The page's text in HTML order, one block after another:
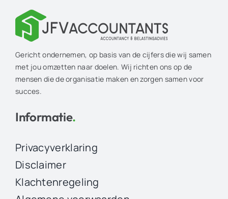
Gericht ondernemen, op basis van de cijfers die wij samen
met jou omzetten naar doelen. Wij richten ons op de
mensen die de organisatie maken en zorgen samen voor
succes.
Informatie.
Privacyverklaring
Disclaimer
Klachtenregeling